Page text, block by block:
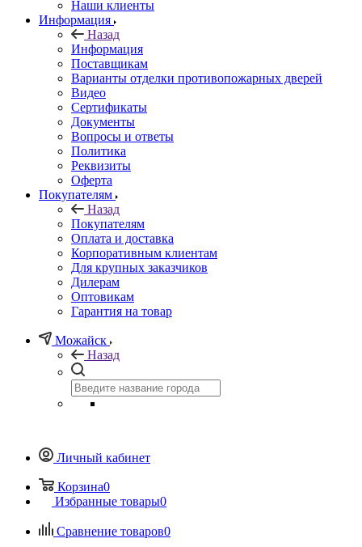
Наши клиенты
Информация
Назад
Информация
Поставщикам
Варианты отделки противопожарных дверей
Видео
Сертификаты
Документы
Вопросы и ответы
Политика
Реквизиты
Оферта
Покупателям
Назад
Покупателям
Оплата и доставка
Корпоративным клиентам
Для крупных заказчиков
Дилерам
Оптовикам
Гарантия на товар
Можайск
Назад
Личный кабинет
Корзина0
Избранные товары0
Сравнение товаров0